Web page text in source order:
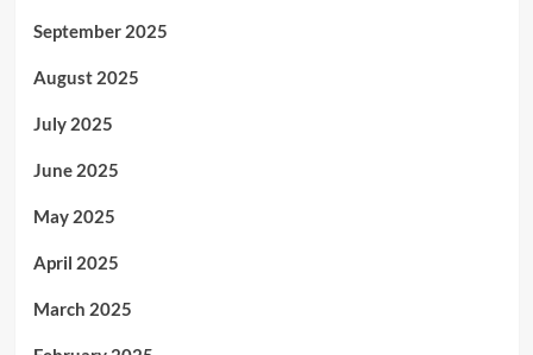
September 2025
August 2025
July 2025
June 2025
May 2025
April 2025
March 2025